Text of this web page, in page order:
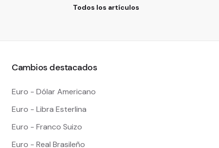
Todos los artículos
Cambios destacados
Euro - Dólar Americano
Euro - Libra Esterlina
Euro - Franco Suizo
Euro - Real Brasileño